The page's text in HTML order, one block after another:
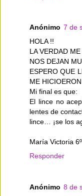
Anónimo 7 de
HOLA !!
LA VERDAD
NOS DEJAN
ESPERO QUE
ME
Mi final es que:
El lince no
lentes de
lince… ¡se los
María Victoria
Responder
Anónimo 8 de